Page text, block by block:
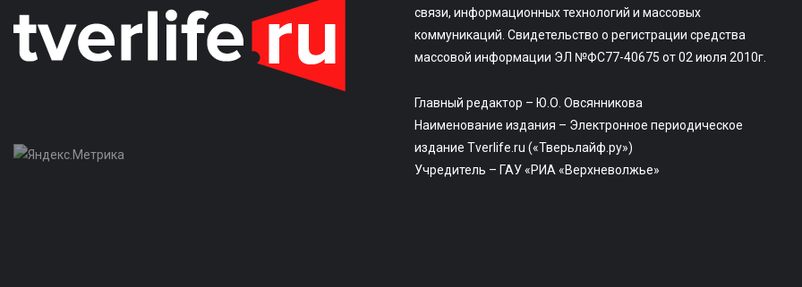
связи, информационных технологий и массовых
коммуникаций. Свидетельство о регистрации средства
массовой информации ЭЛ №ФС77-40675 от 02 июля 2010г.
Главный редактор – Ю.О. Овсянникова
Наименование издания – Электронное периодическое
издание Tverlife.ru («Тверьлайф.ру»)
Учредитель – ГАУ «РИА «Верхневолжье»